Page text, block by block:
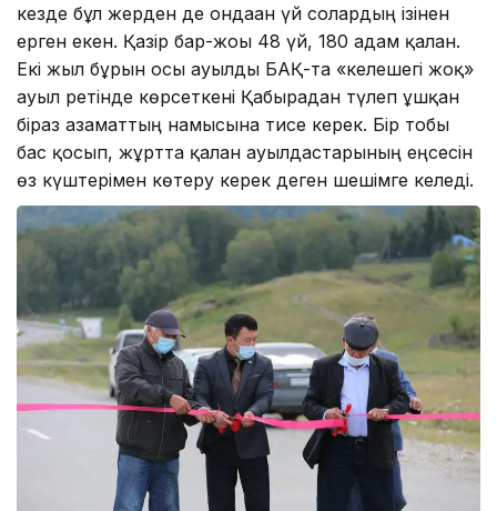
кезде бұл жерден де ондаған үй солардың ізінен
ерген екен. Қазір бар-жоғы 48 үй, 180 адам қалған.
Екі жыл бұрын осы ауылды БАҚ-та «келешегі жоқ»
ауыл ретінде көрсеткені Қабырғадан түлеп ұшқан
біраз азаматтың намысына тисе керек. Бір тобы
бас қосып, жұртта қалған ауылдастарының еңсесін
өз күштерімен көтеру керек деген шешімге келеді.